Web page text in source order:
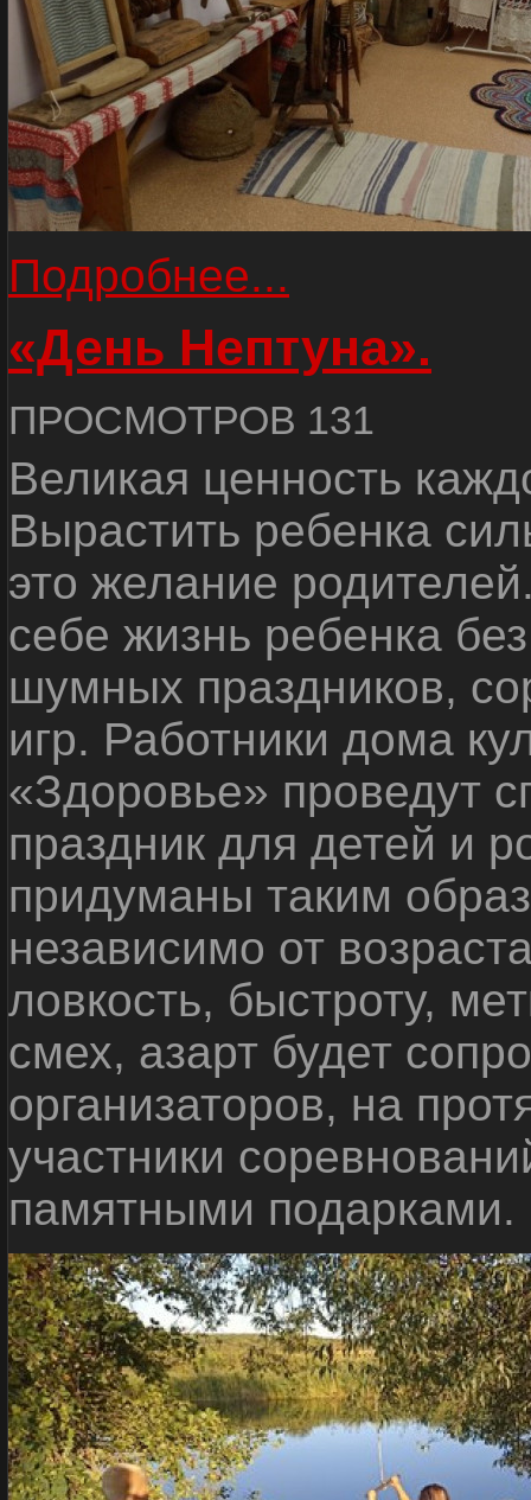
Подробнее...
«День Нептуна».
ПРОСМОТРОВ 131
Великая ценность
Вырастить ребенка
это желание
себе жизнь ребенка
шумных праздников,
игр. Работники дома
«Здоровье» проведут
праздник для детей и
придуманы таким
независимо от
ловкость, быстроту,
смех, азарт будет
организаторов, на
участники
памятными подарками.